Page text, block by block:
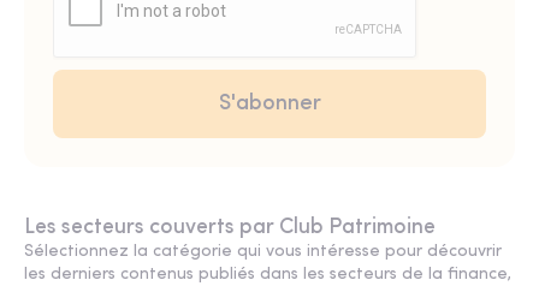
Les secteurs couverts par Club Patrimoine
Sélectionnez la catégorie qui vous intéresse pour découvrir
les derniers contenus publiés dans les secteurs de la finance,